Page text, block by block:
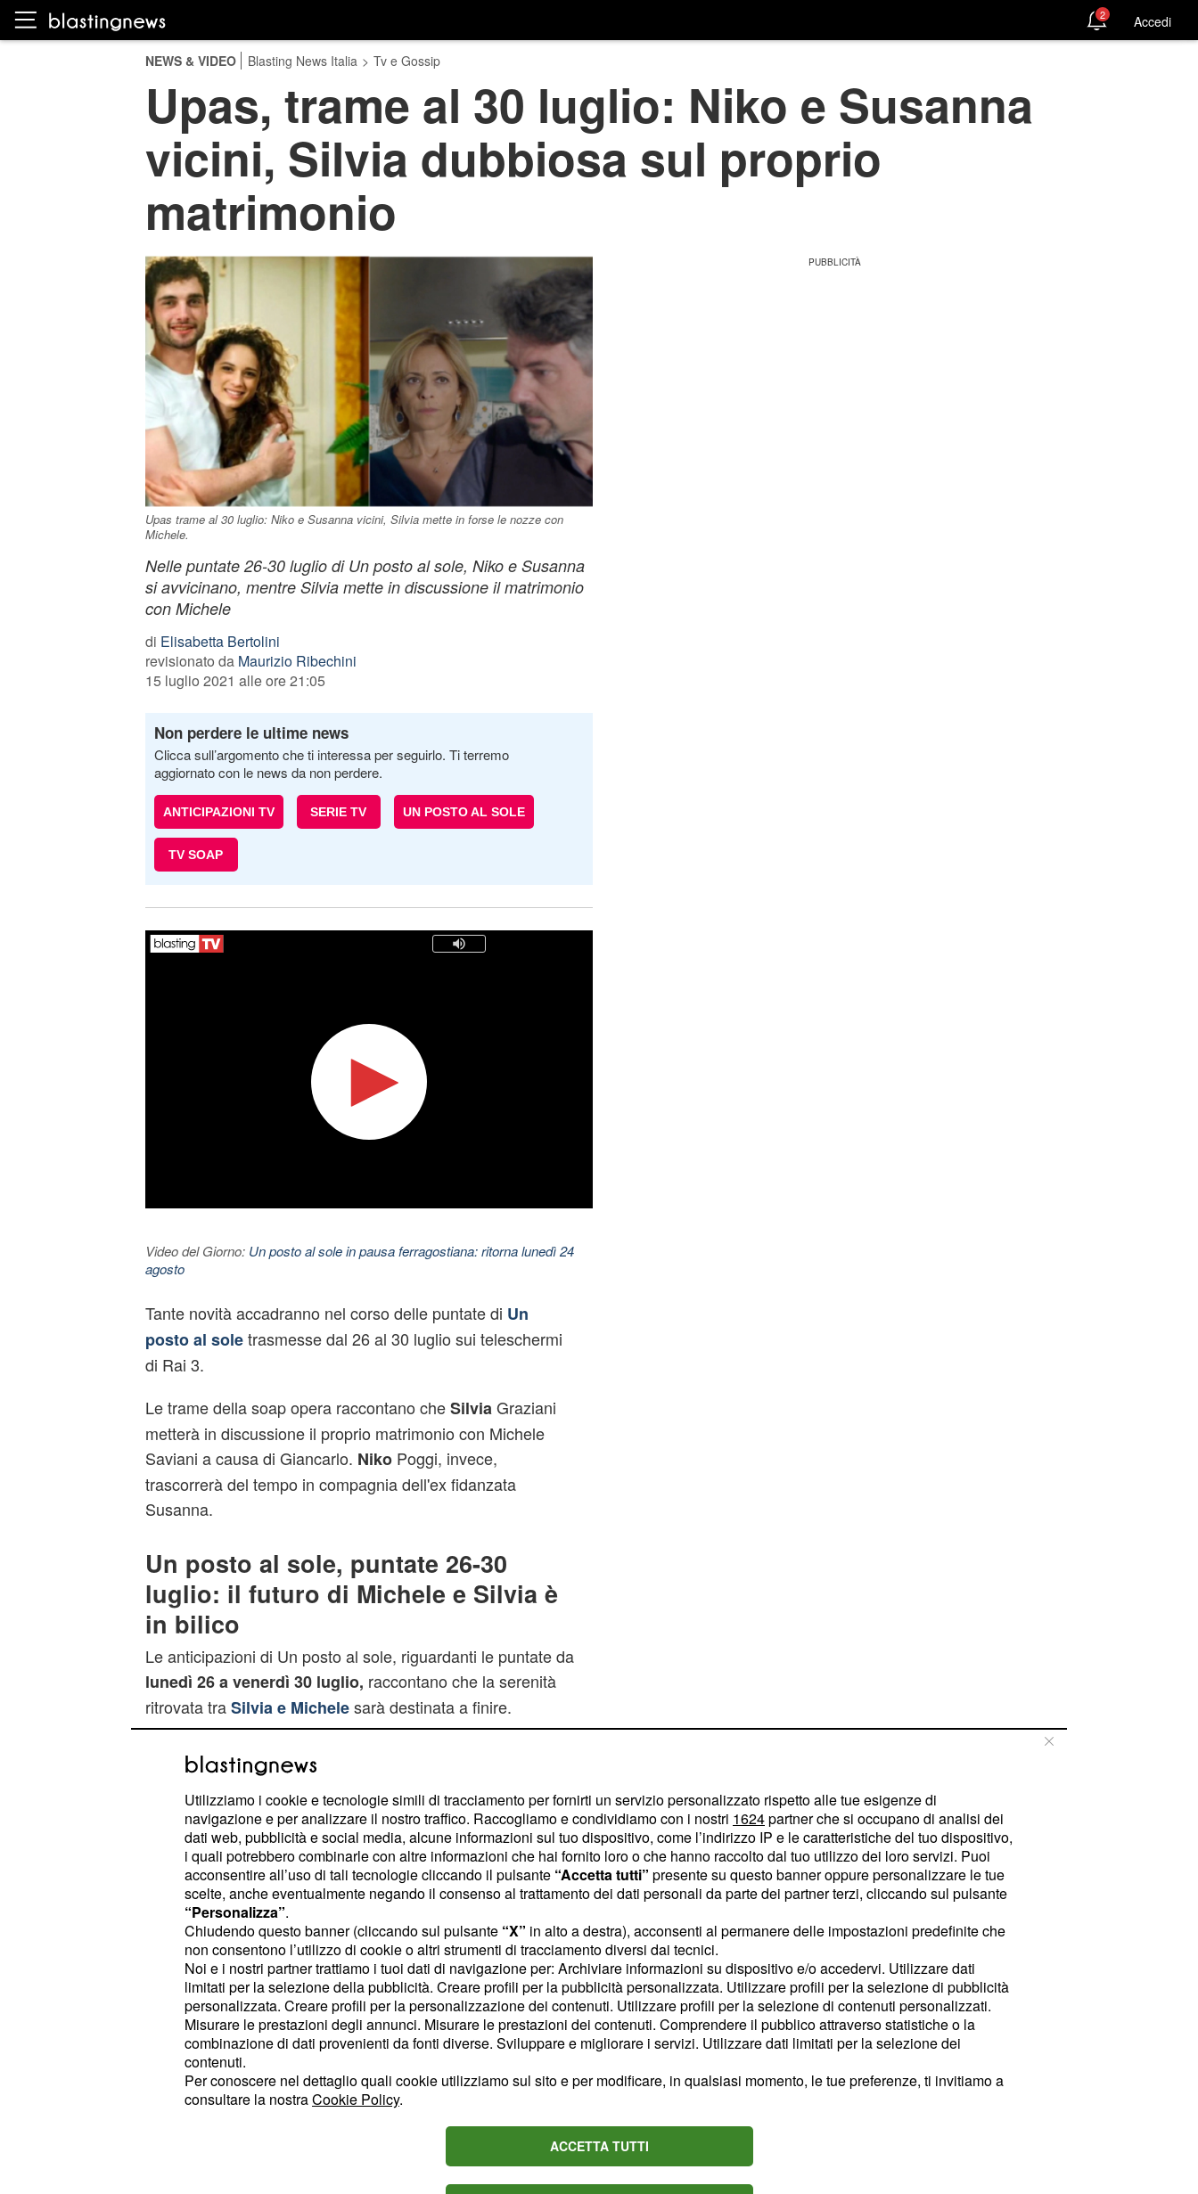
2 Accedi
NEWS & VIDEO Blasting News Italia > Tv e Gossip
Upas, trame al 30 luglio: Niko e Susanna
vicini, Silvia dubbiosa sul proprio
matrimonio
Upas trame al 30 luglio: Niko e Susanna vicini, Silvia mette in forse le nozze con
Michele.
Nelle puntate 26-30 luglio di Un posto al sole, Niko e Susanna
si avvicinano, mentre Silvia mette in discussione il matrimonio
con Michele
di Elisabetta Bertolini
revisionato da Maurizio Ribechini
15 luglio 2021 alle ore 21:05
Non perdere le ultime news
Clicca sull’argomento che ti interessa per seguirlo. Ti terremo
aggiornato con le news da non perdere.
ANTICIPAZIONI TV SERIE TV UN POSTO AL SOLE
TV SOAP
Video del Giorno: Un posto al sole in pausa ferragostiana: ritorna lunedì 24
agosto
Tante novità accadranno nel corso delle puntate di Un
posto al soletrasmesse dal 26 al 30 luglio sui teleschermi
di Rai 3.
Le trame della soap opera raccontano cheSilvia Graziani
metterà in discussione il proprio matrimonio con Michele
Saviani a causa di Giancarlo. NikoPoggi, invece,
trascorrerà del tempo in compagnia dell'ex fidanzata
Susanna.
Un posto al sole, puntate 26-30
luglio: il futuro di Michele e Silvia è
in bilico
Le anticipazioni di Un posto al sole, riguardanti le puntate da
lunedì 26 a venerdì 30 luglio, raccontano che la serenità
ritrovata traSilvia e Michelesarà destinata a finire.
La proprietaria del Vulcano, infatti, continuerà a ripensare
all'incontro fortuito avuto con Giancarlo. Tutto questo la
porterà a pensare seriamente al futuro del proprio
matrimonio. Silvia, infatti, avrà intenzione di informare
Saviani di quanto è successo con il bancario.
Utilizziamo i cookie e tecnologie simili di tracciamento per fornirti un servizio personalizzato rispetto alle tue esigenze di
navigazione e per analizzare il nostro traffico. Raccogliamo e condividiamo con i nostri 1624partner che si occupano di analisi dei
dati web, pubblicità e social media, alcune informazioni sul tuo dispositivo, come l’indirizzo IP e le caratteristiche del tuo dispositivo,
i quali potrebbero combinarle con altre informazioni che hai fornito loro o che hanno raccolto dal tuo utilizzo dei loro servizi. Puoi
acconsentire all’uso di tali tecnologie cliccando il pulsante “Accetta tutti” presente su questo banner oppure personalizzare le tue
scelte, anche eventualmente negando il consenso al trattamento dei dati personali da parte dei partner terzi, cliccando sul pulsante
“Personalizza”.
Chiudendo questo banner (cliccando sul pulsante “X” in alto a destra), acconsenti al permanere delle impostazioni predefinite che
non consentono l’utilizzo di cookie o altri strumenti di tracciamento diversi dai tecnici.
Noi e i nostri partner trattiamo i tuoi dati di navigazione per: Archiviare informazioni su dispositivo e/o accedervi. Utilizzare dati
limitati per la selezione della pubblicità. Creare profili per la pubblicità personalizzata. Utilizzare profili per la selezione di pubblicità
personalizzata. Creare profili per la personalizzazione dei contenuti. Utilizzare profili per la selezione di contenuti personalizzati.
Misurare le prestazioni degli annunci. Misurare le prestazioni dei contenuti. Comprendere il pubblico attraverso statistiche o la
combinazione di dati provenienti da fonti diverse. Sviluppare e migliorare i servizi. Utilizzare dati limitati per la selezione dei
contenuti.
Per conoscere nel dettaglio quali cookie utilizziamo sul sito e per modificare, in qualsiasi momento, le tue preferenze, ti invitiamo a
consultare la nostraCookie Policy.
ACCETTA TUTTI